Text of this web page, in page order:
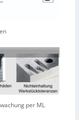
per ML